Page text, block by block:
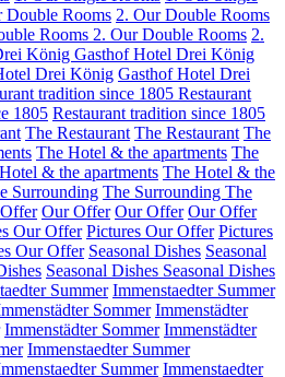
Double Rooms 2. Our Double Rooms
Rooms 2. Our Double Rooms 2.
König Gasthof Hotel Drei König
Drei König Gasthof Hotel Drei
tradition since 1805 Restaurant
1805 Restaurant tradition since 1805
The Restaurant The Restaurant The
The Hotel & the apartments The
& the apartments The Hotel & the
Surrounding The Surrounding The
Our Offer Our Offer Our Offer
Our Offer Pictures Our Offer Pictures
Our Offer Seasonal Dishes Seasonal
Seasonal Dishes Seasonal Dishes
Summer Immenstaedter Summer
Sommer Immenstädter
Immenstädter Sommer Immenstädter
Immenstaedter Summer
Summer Immenstaedter